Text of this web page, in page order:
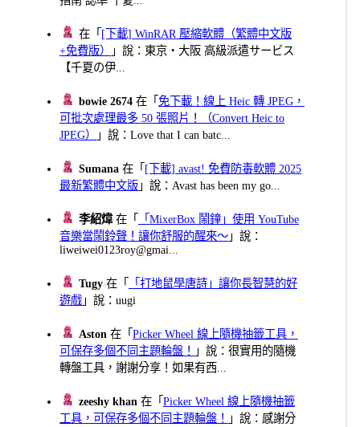
在「 [下載] WinRAR 壓縮軟體（繁體中文版
+免費版）
」說：東京・大阪 高級派遣サービス
【千夏の伊...
bowie 2674 在「免下載！線上 Heic 轉 JPEG，
可批次處理最多 50 張照片！（Convert Heic to
JPEG）
」說：Love that I can batc...
Sumana 在「 [下載] avast! 免費防毒軟體 2025
最新繁體中文版 」說：Avast has been my go...
李紹煒在「
「MixerBox 鬧鐘」使用 YouTube
音樂當鬧鈴聲！讓你舒服的醒來～ 」說：
liweiwei0123roy@gmai...
Tugy 在「
「打地鼠學唐詩」讓你長智慧的好
遊戲 」說：uugi
Aston 在「Picker Wheel 線上隨機抽籤工具，
可保存多個不同主題輪盤！
」說：很實用的隨機
轉盤工具，謝謝分享！如果有西...
zeeshy khan 在「Picker Wheel 線上隨機抽籤
工具，可保存多個不同主題輪盤！
」說：感謝分